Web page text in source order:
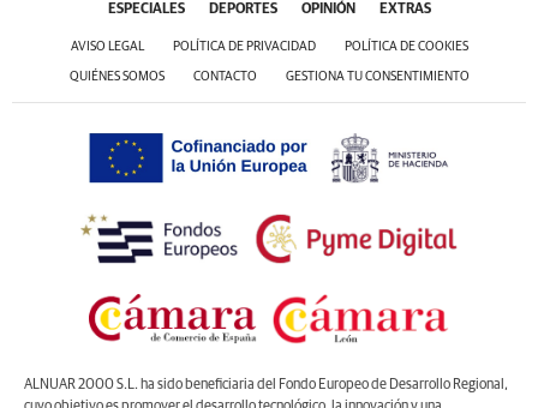
ESPECIALES DEPORTES OPINIÓN EXTRAS
AVISO LEGAL POLÍTICA DE PRIVACIDAD POLÍTICA DE COOKIES
QUIÉNES SOMOS CONTACTO GESTIONA TU CONSENTIMIENTO
ALNUAR 2000 S.L. ha sido beneficiaria del Fondo Europeo de Desarrollo Regional,